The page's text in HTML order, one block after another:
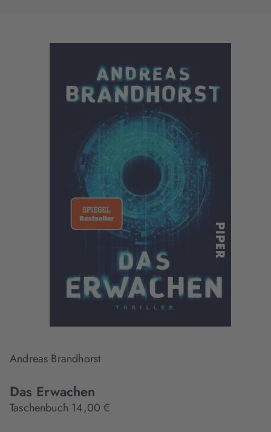
Andreas Brandhorst
Das Erwachen
Taschenbuch 14,00 €